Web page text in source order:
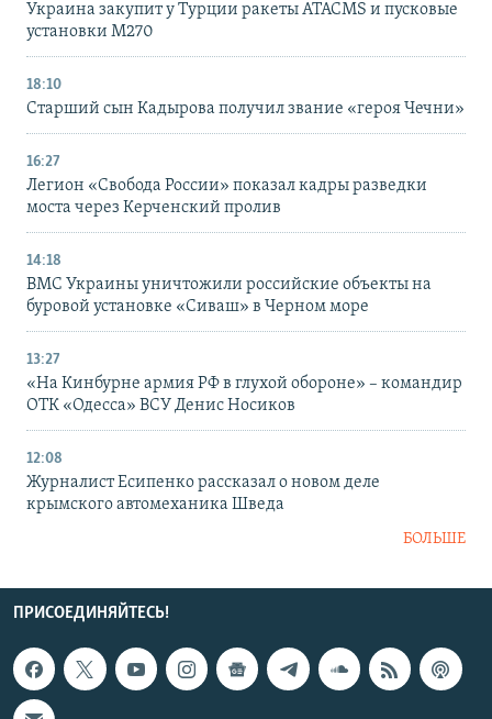
Украина закупит у Турции ракеты ATACMS и пусковые
установки M270
18:10
Старший сын Кадырова получил звание «героя Чечни»
16:27
Легион «Свобода России» показал кадры разведки
моста через Керченский пролив
14:18
ВМС Украины уничтожили российские объекты на
буровой установке «Сиваш» в Черном море
13:27
«На Кинбурне армия РФ в глухой обороне» – командир
ОТК «Одесса» ВСУ Денис Носиков
12:08
Журналист Есипенко рассказал о новом деле
крымского автомеханика Шведа
БОЛЬШЕ
ПРИСОЕДИНЯЙТЕСЬ!